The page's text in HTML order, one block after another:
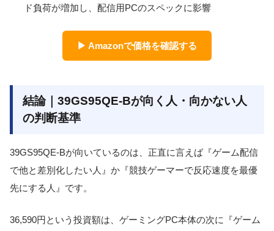
ド負荷が増加し、配信用PCのスペックに影響
▶ Amazonで価格を確認する
結論｜39GS95QE-Bが向く人・向かない人
の判断基準
39GS95QE-Bが向いているのは、正直に言えば『ゲーム配信
で他と差別化したい人』か『競技ゲーマーで反応速度を最優
先にする人』です。
36,590円という投資額は、ゲーミングPC本体の次に『ゲーム